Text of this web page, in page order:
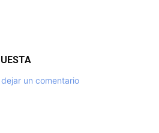
un comentario